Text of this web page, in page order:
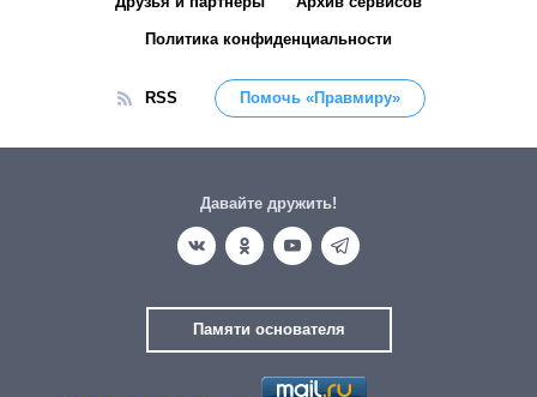
Политика конфиденциальности
RSS Помочь «Правмиру»
Давайте дружить!
Памяти основателя